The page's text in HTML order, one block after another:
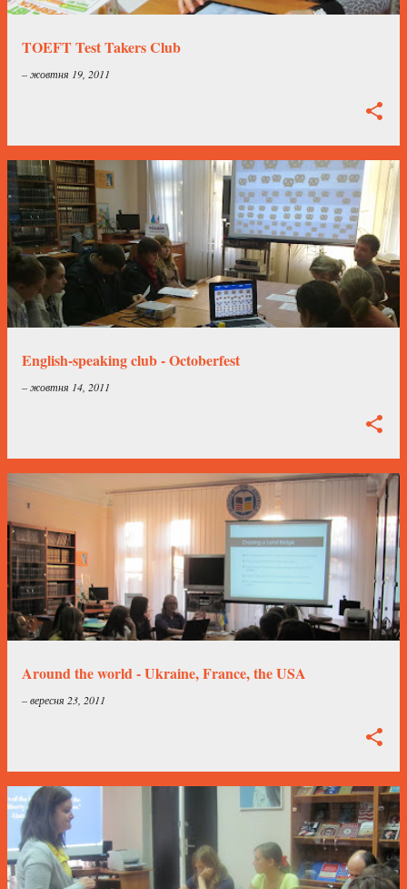
TOEFT Test Takers Club
–жовтня 19, 2011
English-speaking club - Octoberfest
–жовтня 14, 2011
Around the world - Ukraine, France, the USA
–вересня 23, 2011